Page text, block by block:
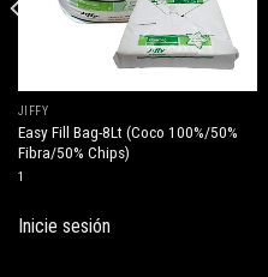
JIFFY
Easy Fill Bag-8Lt (Coco 100%/50%
Fibra/50% Chips)
1
Inicie sesión